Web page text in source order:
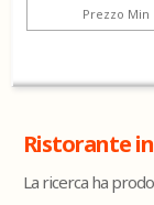
Ristorante
La ricerca ha